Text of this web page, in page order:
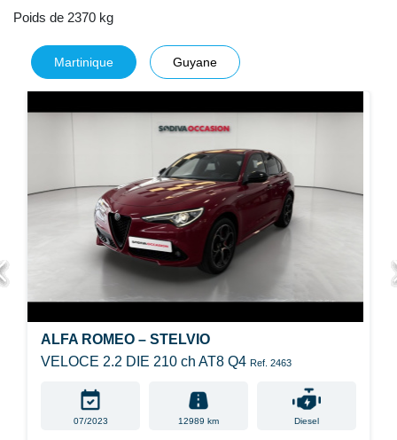
Poids de 2370 kg
Martinique Guyane
ALFA ROMEO – STELVIO
VELOCE 2.2 DIE 210 ch AT8 Q4 Ref. 2463
07/2023 12989 km Diesel